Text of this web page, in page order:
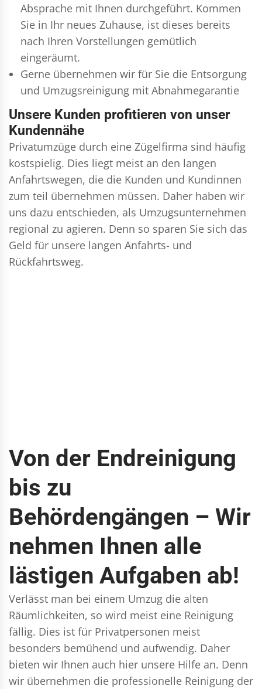
Absprache mit Ihnen durchgeführt. Kommen
Sie in Ihr neues Zuhause, ist dieses bereits
nach Ihren Vorstellungen gemütlich
eingeräumt.
Gerne übernehmen wir für Sie die Entsorgung
und Umzugsreinigung mit Abnahmegarantie
Unsere Kunden profitieren von unser
Kundennähe
Privatumzüge durch eine Zügelfirma sind häufig
kostspielig. Dies liegt meist an den langen
Anfahrtswegen, die die Kunden und Kundinnen
zum teil übernehmen müssen. Daher haben wir
uns dazu entschieden, als Umzugsunternehmen
regional zu agieren. Denn so sparen Sie sich das
Geld für unsere langen Anfahrts- und
Rückfahrtsweg.
Von der Endreinigung
bis zu
Behördengängen – Wir
nehmen Ihnen alle
lästigen Aufgaben ab!
Verlässt man bei einem Umzug die alten
Räumlichkeiten, so wird meist eine Reinigung
fällig. Dies ist für Privatpersonen meist
besonders bemühend und aufwendig. Daher
bieten wir Ihnen auch hier unsere Hilfe an. Denn
wir übernehmen die professionelle Reinigung der